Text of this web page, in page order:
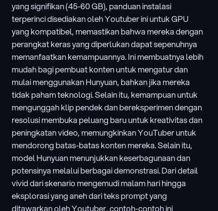
yang signifikan (45-60 GB), panduan instalasi
terperinci disediakan oleh Youtuber ini untuk GPU
yang kompatibel, memastikan bahwa mereka dengan
perangkat keras yang diperlukan dapat sepenuhnya
memanfaatkan kemampuannya. Ini membuatnya lebih
mudah bagi pembuat konten untuk mengatur dan
mulai menggunakan Hunyuan, bahkan jika mereka
tidak paham teknologi. Selain itu, kemampuan untuk
mengunggah klip pendek dan bereksperimen dengan
resolusi membuka peluang baru untuk kreativitas dan
peningkatan video, memungkinkan YouTuber untuk
mendorong batas-batas konten mereka. Selain itu,
model Hunyuan menunjukkan keserbagunaan dan
potensinya melalui berbagai demonstrasi. Dari detail
vivid dari skenario mengemudi malam hari hingga
eksplorasi yang aneh dari teks prompt yang
ditawarkan oleh Youtuber, contoh-contoh ini